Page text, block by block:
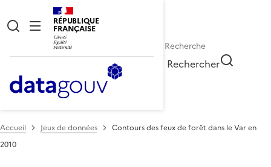
RÉPUBLIQUE
FRANÇAISE
Rechercher
Accueil Jeux de données
Contours des feux de forêt dans le Var en
2010